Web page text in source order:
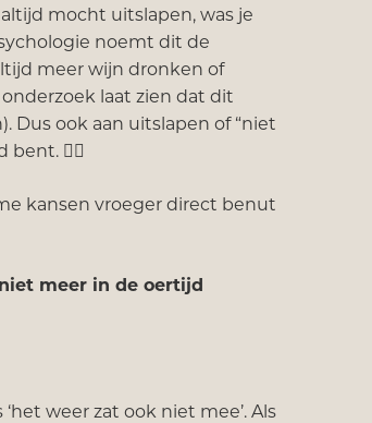
mocht uitslapen, was je
noemt dit de
meer wijn dronken of
laat zien dat dit
Dus ook aan uitslapen of “niet
bent. 🏃‍♂️
kansen vroeger direct benut
meer in de oertijd
weer zat ook niet mee’. Als